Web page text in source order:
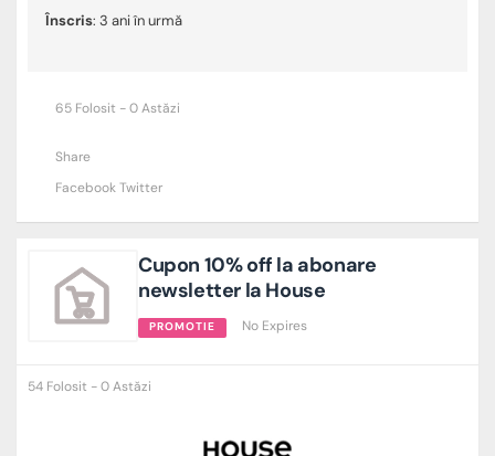
Înscris: 3 ani în urmă
65 Folosit - 0 Astăzi
Share
FacebookTwitter
Cupon 10% off la abonare
newsletter la House
PROMOTIE No Expires
54 Folosit - 0 Astăzi